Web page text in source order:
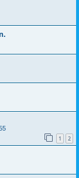
1 2